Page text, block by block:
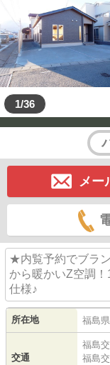
1/36
メー
★内覧予約でブラ
から暖かいZ空調
仕様♪
所在地 福島県
交通
福島
福島